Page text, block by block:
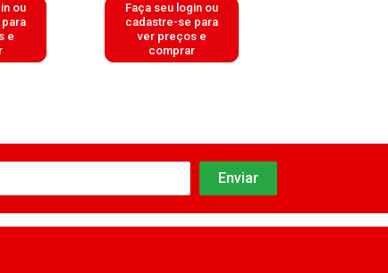
ou
e
Faça seu login ou
cadastre-se para
ver preços e
comprar